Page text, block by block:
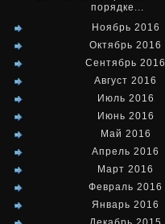
порядке...
Ноябрь 2016
Октябрь 2016
Сентябрь 2016
Август 2016
Июль 2016
Июнь 2016
Май 2016
Апрель 2016
Март 2016
Февраль 2016
Январь 2016